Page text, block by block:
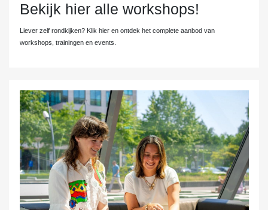
Bekijk hier alle workshops!
Liever zelf rondkijken? Klik hier en ontdek het complete aanbod van
workshops, trainingen en events.